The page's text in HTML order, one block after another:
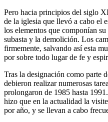
Pero hacia principios del siglo
de la iglesia que llevó a cabo el
los elementos que componían
subasta y la demolición. Los
firmemente, salvando así esta
por sobre todo lugar de fe y
Tras la designación como parte
debieron realizar numerosas
prolongaron de 1985 hasta
hizo que en la actualidad la
por año, y se llevan a cabo